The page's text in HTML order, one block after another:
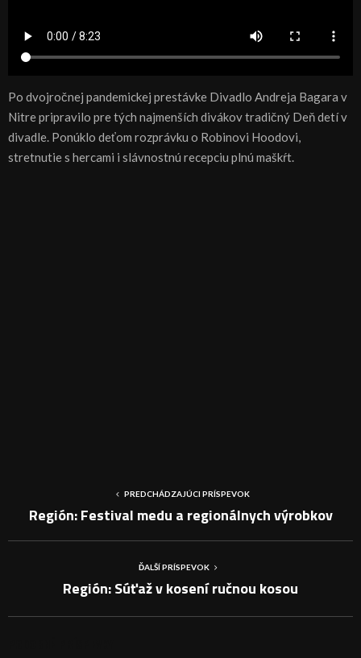
Po dvojročnej pandemickej prestávke Divadlo Andreja Bagara v
Nitre pripravilo pre tých najmenších divákov tradičný Deň detí v
divadle. Ponúklo deťom rozprávku o Robinovi Hoodovi,
stretnutie s hercami i slávnostnú recepciu plnú maškŕt.
PREDCHÁDZAJÚCI PRÍSPEVOK
Región: Festival medu a regionálnych výrobkov
ĎALŠÍ PRÍSPEVOK
Región: Súťaž v kosení ručnou kosou